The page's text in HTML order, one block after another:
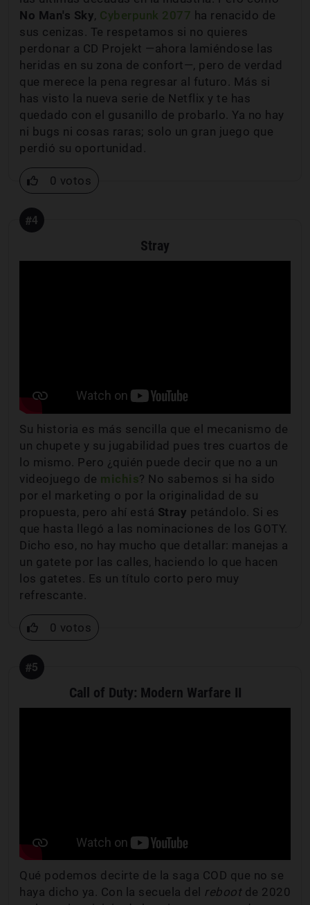
No Man's Sky, Cyberpunk 2077 ha renacido de
sus cenizas. Te respetamos si no quieres
perdonar a CD Projekt —ahora lamiéndose las
heridas en su zona de confort—, pero de verdad
que merece la pena regresar al futuro. Más si
has visto la nueva serie de Netflix y te has
quedado con el gusanillo de probarlo. Ya no hay
ni bugs ni cosas raras; solo un gran juego que
perdió su oportunidad.
0 votos
#4
Stray
Su historia es más sencilla que el mecanismo de
un chupete y su jugabilidad pues tres cuartos de
lo mismo. Pero ¿quién puede decir que no a un
videojuego de michis? No sabemos si ha sido
por el marketing o por la originalidad de su
propuesta, pero ahí está Stray petándolo. Si es
que hasta llegó a las nominaciones de los GOTY.
Dicho eso, no hay mucho que detallar: manejas a
un gatete por las calles, haciendo lo que hacen
los gatetes. Es un título corto pero muy
refrescante.
0 votos
#5
Call of Duty: Modern Warfare II
Qué podemos decirte de la saga COD que no se
haya dicho ya. Con la secuela del reboot de 2020